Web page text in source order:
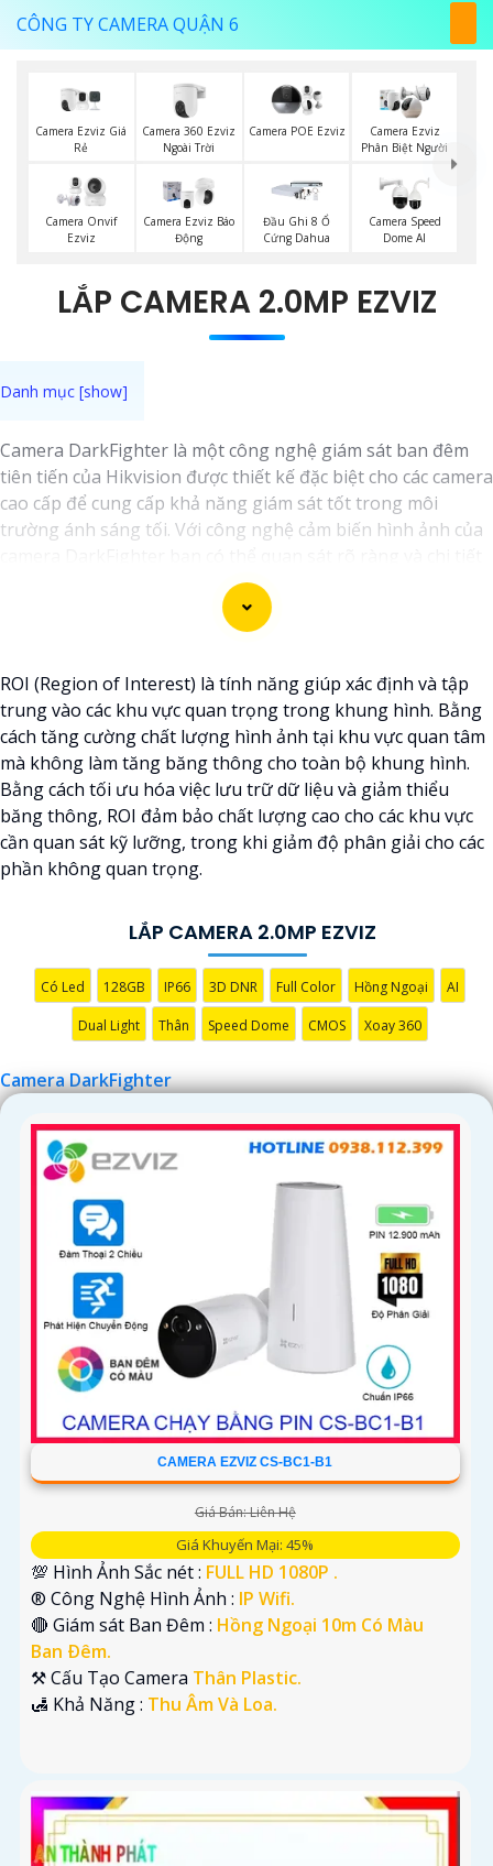
CÔNG TY CAMERA QUẬN 6
Camera Ezviz Giá
Rẻ
Camera 360 Ezviz
Ngoài Trời
Camera POE Ezviz
Camera Ezviz
Phân Biệt Người
Camera Onvif
Ezviz
Camera Ezviz Báo
Động
Đầu Ghi 8 Ổ
Cứng Dahua
Camera Speed
Dome AI
LẮP CAMERA 2.0MP EZVIZ
Camera DarkFighter là một công nghệ giám sát ban đêm
tiên tiến của Hikvision được thiết kế đặc biệt cho các camera
cao cấp để cung cấp khả năng giám sát tốt trong môi
trường ánh sáng tối. Với công nghệ cảm biến hình ảnh của
ngay cả trong điều kiện ánh sáng yếu. Công nghệ
DarkFighter của Hikvision cung cấp khả năng tái tạo màu
sắc chính xác và hình ảnh sắc nét, cho phép bạn nhìn rõ
ROI (Region of Interest) là tính năng giúp xác định và tập
trung vào các khu vực quan trọng trong khung hình. Bằng
cách tăng cường chất lượng hình ảnh tại khu vực quan tâm
mà không làm tăng băng thông cho toàn bộ khung hình.
Bằng cách tối ưu hóa việc lưu trữ dữ liệu và giảm thiểu
băng thông, ROI đảm bảo chất lượng cao cho các khu vực
cần quan sát kỹ lưỡng, trong khi giảm độ phân giải cho các
phần không quan trọng.
LẮP CAMERA 2.0MP EZVIZ
Có Led 128GB IP66 3D DNR Full Color Hồng Ngoại AI
Dual Light Thân Speed Dome CMOS Xoay 360
Camera DarkFighter
CAMERA EZVIZ CS-BC1-B1
Giá Bán: Liên Hệ
Giá Khuyến Mại: 45%
💯 Hình Ảnh Sắc nét : FULL HD 1080P .
®️ Công Nghệ Hình Ảnh : IP Wifi.
🔴 Giám sát Ban Đêm : Hồng Ngoại 10m Có Màu
Ban Ðêm.
⚒ Cấu Tạo Camera Thân Plastic.
️🛃 Khả Năng : Thu Âm Và Loa.